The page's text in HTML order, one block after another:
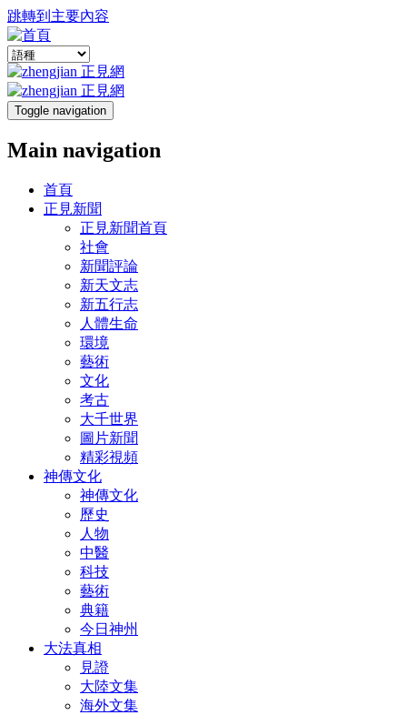
跳轉到主要內容
Toggle navigation
Main navigation
首頁
正見新聞
正見新聞首頁
社會
新聞評論
新天文志
新五行志
人體生命
環境
藝術
文化
考古
大千世界
圖片新聞
精彩視頻
神傳文化
神傳文化
歷史
人物
中醫
科技
藝術
典籍
今日神州
大法真相
見證
大陸文集
海外文集